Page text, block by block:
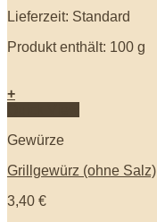
Lieferzeit: Standard
Produkt enthält: 100 g
+
Gewürze
Grillgewürz (ohne Salz)
3,40 €